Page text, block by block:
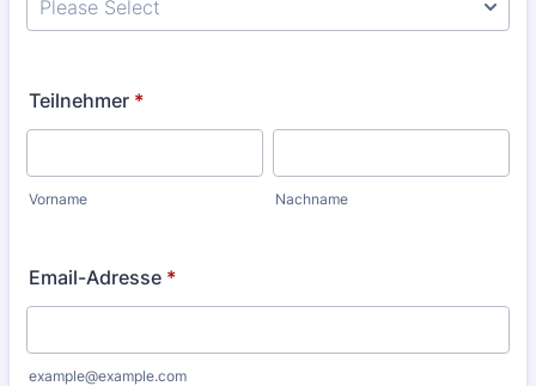
Teilnehmer *
Vorname Nachname
Email-Adresse *
example@example.com